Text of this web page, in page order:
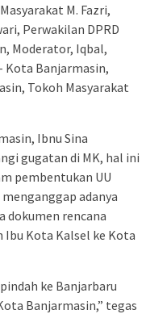
M. Fazri,
Perwakilan DPRD
Moderator, Iqbal,
Kota Banjarmasin,
Tokoh Masyarakat
Ibnu Sina
gugatan di MK, hal ini
pembentukan UU
adanya
dokumen rencana
Ibu Kota Kalsel ke Kota
ke Banjarbaru
Banjarmasin,” tegas